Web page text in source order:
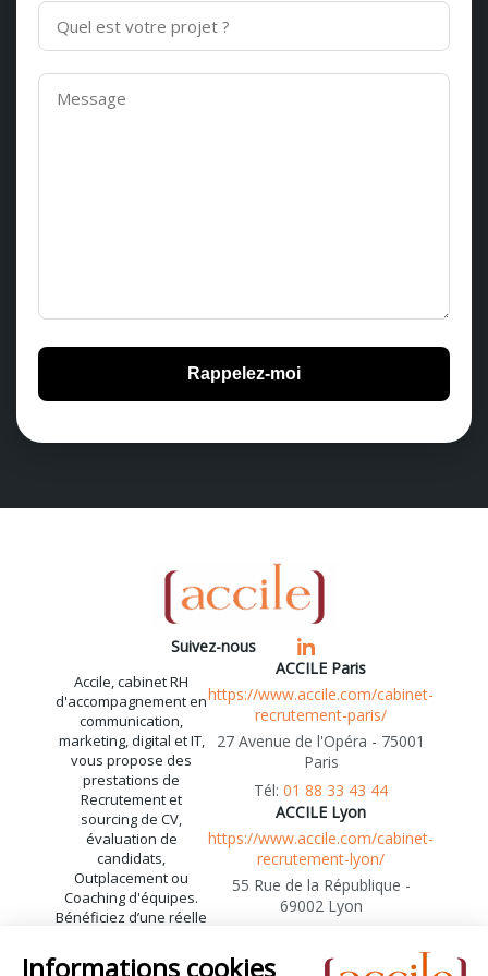
Suivez-nous
Accile, cabinet RH
d'accompagnement en
communication,
marketing, digital et IT,
vous propose des
prestations de
Recrutement et
sourcing de CV,
évaluation de
candidats,
Outplacement ou
Coaching d'équipes.
Bénéficiez d’une réelle
recrutement
ACCILE Paris
https://www.accile.com/cabinet-
recrutement-paris/
27 Avenue de l'Opéra - 75001
Paris
01 88 33 43 44
ACCILE Lyon
https://www.accile.com/cabinet-
recrutement-lyon/
55 Rue de la République -
69002 Lyon